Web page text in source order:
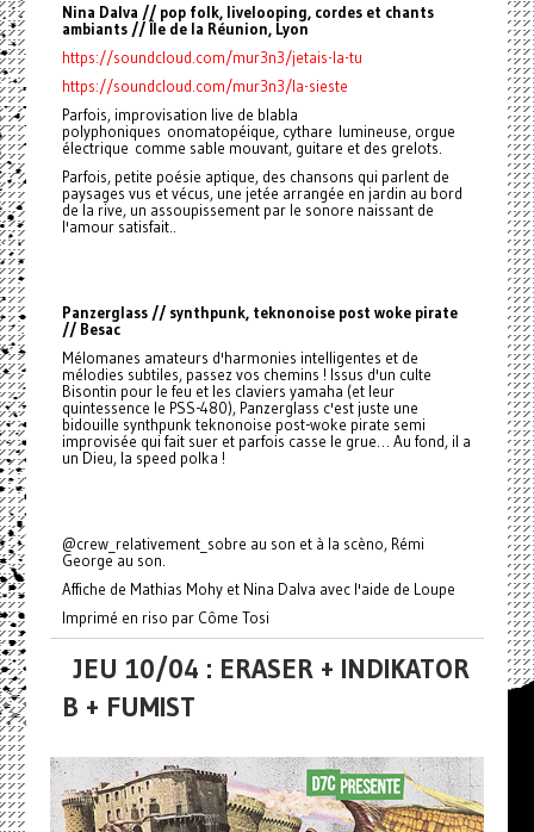
Nina Dalva // pop folk, livelooping, cordes et chants
ambiants // Île de la Réunion, Lyon
https://soundcloud.com/mur3n3/jetais-la-tu
https://soundcloud.com/mur3n3/la-sieste
Parfois, improvisation live de blabla
polyphoniques onomatopéique, cythare lumineuse, orgue
électrique comme sable mouvant, guitare et des grelots.
Parfois, petite poésie aptique, des chansons qui parlent de
paysages vus et vécus, une jetée arrangée en jardin au bord
de la rive, un assoupissement par le sonore naissant de
l'amour satisfait..
Panzerglass // synthpunk, teknonoise post woke pirate
// Besac
Mélomanes amateurs d'harmonies intelligentes et de
mélodies subtiles, passez vos chemins ! Issus d'un culte
Bisontin pour le feu et les claviers yamaha (et leur
quintessence le PSS-480), Panzerglass c'est juste une
bidouille synthpunk teknonoise post-woke pirate semi
improvisée qui fait suer et parfois casse le grue… Au fond, il a
un Dieu, la speed polka !
@crew_relativement_sobre au son et à la scèno, Rémi
George au son.
Affiche de Mathias Mohy et Nina Dalva avec l'aide de Loupe
Imprimé en riso par Côme Tosi
JEU 10/04 : ERASER + INDIKATOR
B + FUMIST